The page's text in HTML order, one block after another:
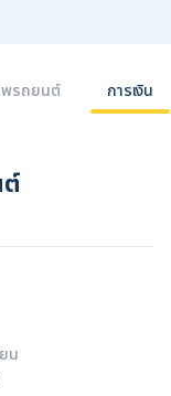
พรถยนต์ การเงิน
น